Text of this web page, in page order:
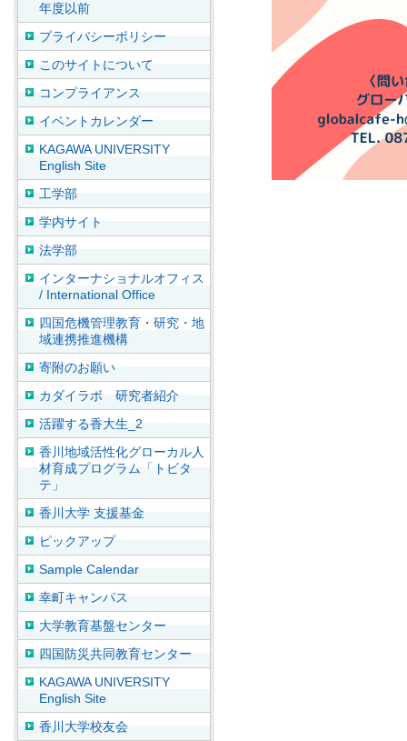
年度以前
プライバシーポリシー
このサイトについて
コンプライアンス
イベントカレンダー
KAGAWA UNIVERSITY
English Site
工学部
学内サイト
法学部
インターナショナルオフィス
/ International Office
四国危機管理教育・研究・地
域連携推進機構
寄附のお願い
カダイラボ 研究者紹介
活躍する香大生_2
香川地域活性化グローカル人
材育成プログラム「トビタ
テ」
香川大学 支援基金
ピックアップ
Sample Calendar
幸町キャンパス
大学教育基盤センター
四国防災共同教育センター
KAGAWA UNIVERSITY
English Site
香川大学校友会